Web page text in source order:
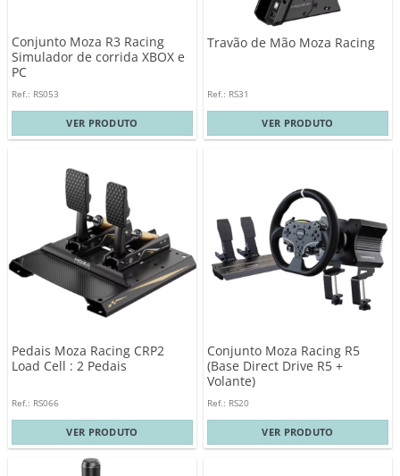
Conjunto Moza R3 Racing
Simulador de corrida XBOX e
PC
Ref.: RS053
VER PRODUTO
Travão de Mão Moza Racing
Ref.: RS31
VER PRODUTO
Pedais Moza Racing CRP2
Load Cell : 2 Pedais
Ref.: RS066
VER PRODUTO
Conjunto Moza Racing R5
(Base Direct Drive R5 +
Volante)
Ref.: RS20
VER PRODUTO